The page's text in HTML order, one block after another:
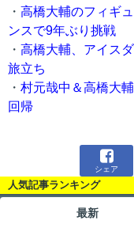
・ 高橋大輔のフィギ
ンスで9年ぶり挑戦
・ 高橋大輔、アイス
旅立ち
・ 村元哉中＆高橋大
回帰

シェア
人気記事ランキング
最新